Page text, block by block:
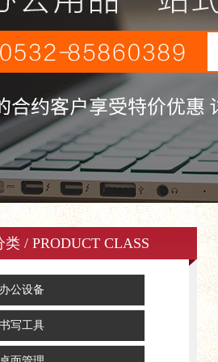
类 / PRODUCT CLASS
办公设备
书写工具